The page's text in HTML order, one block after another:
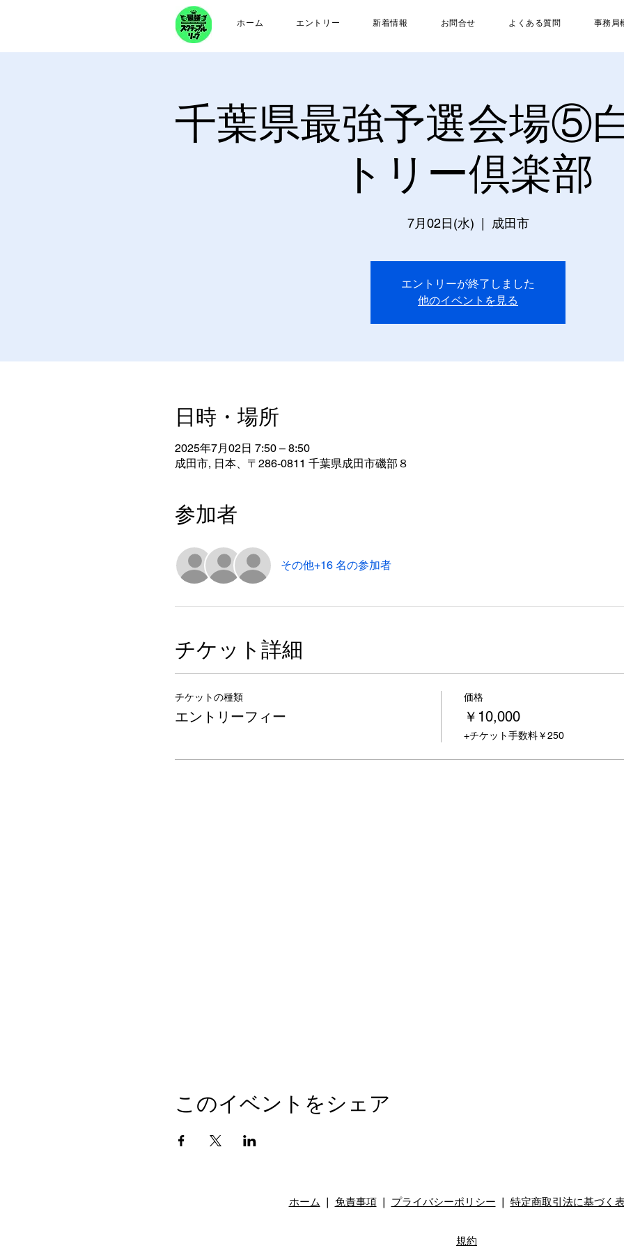
ホーム エントリー 新着情報 お問合せ よくある質問 事務局
千葉県最強予選会場⑤
トリー倶楽部
7月02日(水) 成田市
エントリーが終了しました
他のイベントを見る
日時・場所
2025年7月02日 7:50 – 8:50
成田市, 日本、〒286-0811 千葉県成田市磯部８
参加者
その他+16 名の参加者
チケット詳細
チケットの種類
エントリーフィー
価格
￥10,000
+チケット手数料￥250
このイベントをシェア
ホーム ❘ 免責事項❘ プライバシーポリシー ❘ 特定商取引法に基づく
規約